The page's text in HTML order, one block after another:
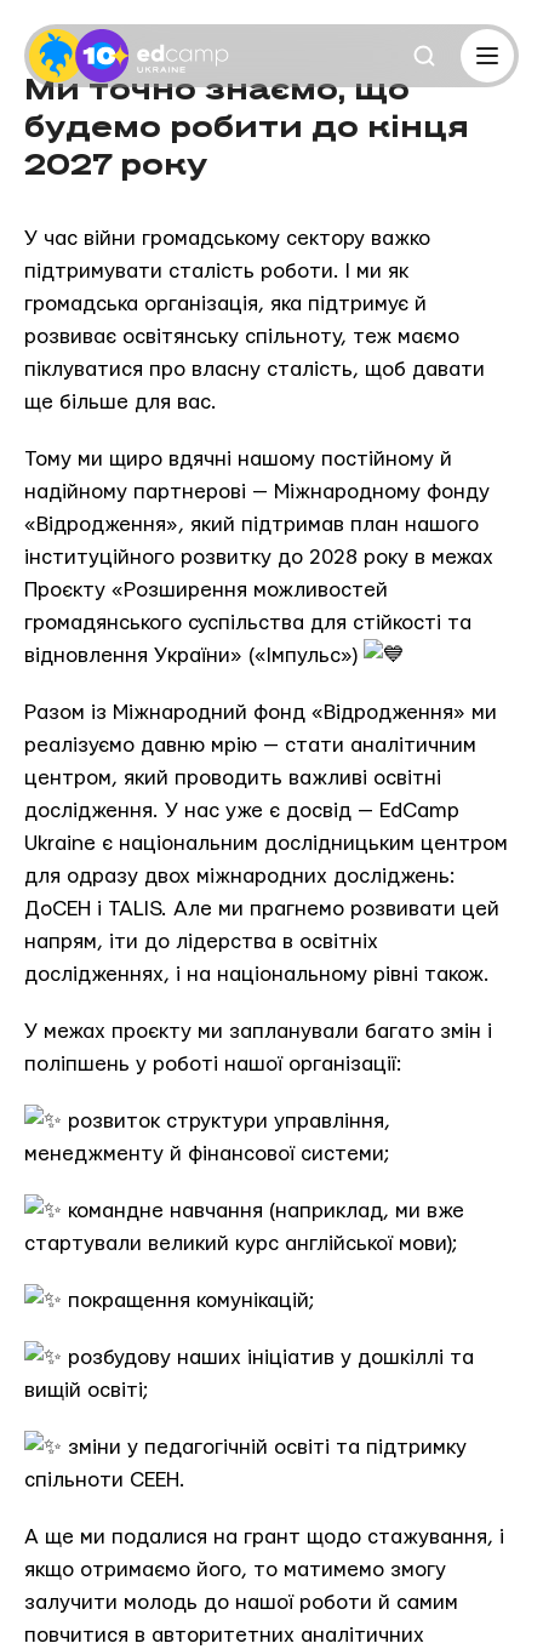
Ми точно знаємо, що
будемо робити до кінця
2027 року
У час війни громадському сектору важко
підтримувати сталість роботи. І ми як
громадська організація, яка підтримує й
розвиває освітянську спільноту, теж маємо
піклуватися про власну сталість, щоб давати
ще більше для вас.
Тому ми щиро вдячні нашому постійному й
надійному партнерові — Міжнародному фонду
«Відродження», який підтримав план нашого
інституційного розвитку до 2028 року в межах
Проєкту «Розширення можливостей
громадянського суспільства для стійкості та
відновлення України» («Імпульс»)
Разом із Міжнародний фонд «Відродження» ми
реалізуємо давню мрію — стати аналітичним
центром, який проводить важливі освітні
дослідження. У нас уже є досвід — EdCamp
Ukraine є національним дослідницьким центром
для одразу двох міжнародних досліджень:
ДоСЕН і TALIS. Але ми прагнемо розвивати цей
напрям, іти до лідерства в освітніх
дослідженнях, і на національному рівні також.
У межах проєкту ми запланували багато змін і
поліпшень у роботі нашої організації:
розвиток структури управління,
менеджменту й фінансової системи;
командне навчання (наприклад, ми вже
стартували великий курс англійської мови);
покращення комунікацій;
розбудову наших ініціатив у дошкіллі та
вищій освіті;
зміни у педагогічній освіті та підтримку
спільноти СЕЕН.
А ще ми подалися на грант щодо стажування, і
якщо отримаємо його, то матимемо змогу
залучити молодь до нашої роботи й самим
повчитися в авторитетних аналітичних